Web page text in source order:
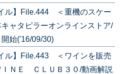
ル】File.444 ＜重機のスケー
ャタピラーオンラインストア/
始('16/09/30)
ル】File.443 ＜ワインを販売
ＮＥ ＣＬＵＢ３０/動画解説